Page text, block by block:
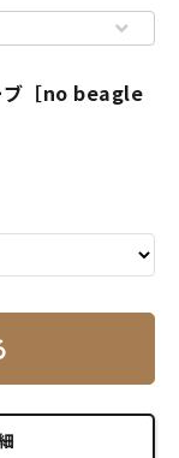
ブ［no beagle